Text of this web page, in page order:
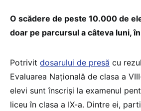
O scădere de peste 10.000 de
doar pe parcursul a câteva luni,
Potrivit dosarului de presă cu
Evaluarea Națională de clasa a
elevi sunt înscriși la examenul
liceu în clasa a IX-a. Dintre ei,